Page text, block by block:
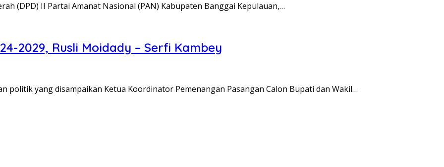
(DPD) II Partai Amanat Nasional (PAN) Kabupaten Banggai Kepulauan,…
2029, Rusli Moidady – Serfi Kambey
politik yang disampaikan Ketua Koordinator Pemenangan Pasangan Calon Bupati dan Wakil…